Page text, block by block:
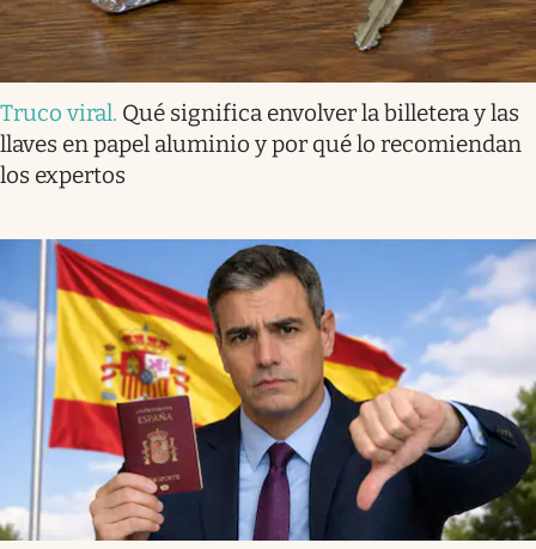
Truco viral. Qué significa envolver la billetera y las
llaves en papel aluminio y por qué lo recomiendan
los expertos